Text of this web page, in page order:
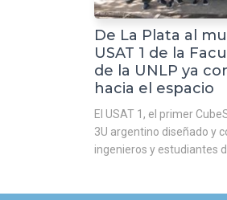
De La Plata al
USAT 1 de la
de la UNLP ya
hacia el espacio
El USAT 1, el primer
3U argentino diseñado y
ingenieros y estudiantes